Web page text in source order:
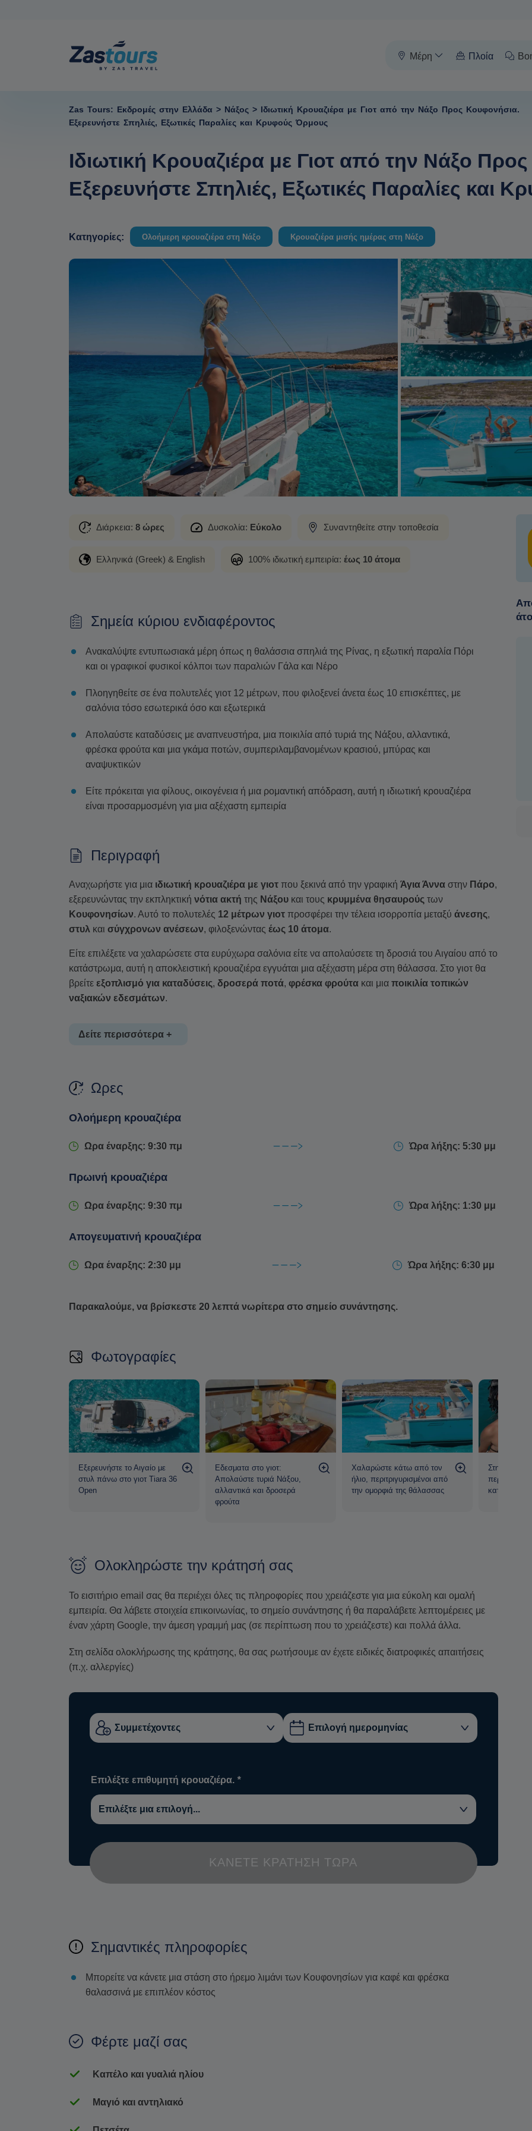
Μέρη Πλοία
Zas Tours: Εκδρομές στην Ελλάδα > Νάξος > Ιδιωτική Κρουαζιέρα με Γιοτ από την Νάξο Προς Κουφονήσια.
Εξερευνήστε Σπηλιές, Εξωτικές Παραλίες και Κρυφούς Όρμους
Ιδιωτική Κρουαζιέρα με Γιοτ από την Νάξο
Εξερευνήστε Σπηλιές, Εξωτικές Παραλίες και
Κατηγορίες: Ολοήμερη κρουαζιέρα στη Νάξο Κρουαζιέρα μισής ημέρας στη Νάξο
Διάρκεια: 8 ώρες Δυσκολία: Εύκολο Συναντηθείτε στην τοποθεσία
Ελληνικά (Greek) & English 100% ιδιωτική εμπειρία: έως 10 άτομα
Σημεία κύριου ενδιαφέροντος
Ανακαλύψτε εντυπωσιακά μέρη όπως η θαλάσσια σπηλιά της Ρίνας, η εξωτική παραλία Πόρι
και οι γραφικοί φυσικοί κόλποι των παραλιών Γάλα και Νέρο
Πλοηγηθείτε σε ένα πολυτελές γιοτ 12 μέτρων, που φιλοξενεί άνετα έως 10 επισκέπτες, με
σαλόνια τόσο εσωτερικά όσο και εξωτερικά
Απολαύστε καταδύσεις με αναπνευστήρα, μια ποικιλία από τυριά της Νάξου, αλλαντικά,
φρέσκα φρούτα και μια γκάμα ποτών, συμπεριλαμβανομένων κρασιού, μπύρας και
αναψυκτικών
Είτε πρόκειται για φίλους, οικογένεια ή μια ρομαντική απόδραση, αυτή η ιδιωτική κρουαζιέρα
είναι προσαρμοσμένη για μια αξέχαστη εμπειρία
Περιγραφή
Αναχωρήστε για μια ιδιωτική κρουαζιέρα με γιοτ που ξεκινά από την γραφική Άγια Άννα στην Πάρο,
εξερευνώντας την εκπληκτική νότια ακτή της Νάξου και τους κρυμμένα θησαυρούς των
Κουφονησίων. Αυτό το πολυτελές 12 μέτρων γιοτ προσφέρει την τέλεια ισορροπία μεταξύ άνεσης,
στυλ και σύγχρονων ανέσεων, φιλοξενώντας έως 10 άτομα.
Είτε επιλέξετε να χαλαρώσετε στα ευρύχωρα σαλόνια είτε να απολαύσετε τη δροσιά του Αιγαίου από το
κατάστρωμα, αυτή η αποκλειστική κρουαζιέρα εγγυάται μια αξέχαστη μέρα στη θάλασσα. Στο γιοτ θα
βρείτε εξοπλισμό για καταδύσεις, δροσερά ποτά, φρέσκα φρούτα και μια ποικιλία τοπικών
ναξιακών εδεσμάτων.
Δείτε περισσότερα +
νερά της, ιδανικά για κολύμπι, στις
των Κουφονησίων για έναν χαλαρό περίπατο, καφέ και φρέσκα θαλασσινά (επιπλέον κόστος). Αυτή η
φόντο το εκπληκτικό σκηνικό των νησιών του Αιγαίου.
Ωρες
Ολοήμερη κρουαζιέρα
Ωρα έναρξης: 9:30 πμ Ώρα λήξης: 5:30 μμ
Πρωινή κρουαζιέρα
Ωρα έναρξης: 9:30 πμ Ώρα λήξης: 1:30 μμ
Απογευματινή κρουαζιέρα
Ωρα έναρξης: 2:30 μμ Ώρα λήξης: 6:30 μμ
Παρακαλούμε, να βρίσκεστε 20 λεπτά νωρίτερα στο σημείο συνάντησης.
Φωτογραφίες
Εξερευνήστε το Αιγαίο με
στυλ πάνω στο γιοτ Tiara 36
Open
Εδεσματα στο γιοτ:
Απολαύστε τυριά Νάξου,
αλλαντικά και δροσερά
φρούτα
Χαλαρώστε κάτω από τον
ήλιο, περιτριγυρισμένοι από
την ομορφιά της θάλασσας
Στην υγειά
περιπέτειας
Ολοκληρώστε την κράτησή σας
Το εισιτήριο email σας θα περιέχει όλες τις πληροφορίες που χρειάζεστε για μια εύκολη και ομαλή
εμπειρία. Θα λάβετε στοιχεία επικοινωνίας, το σημείο συνάντησης ή θα παραλάβετε λεπτομέρειες με
έναν χάρτη Google, την άμεση γραμμή μας (σε περίπτωση που το χρειάζεστε) και πολλά άλλα.
Στη σελίδα ολοκλήρωσης της κράτησης, θα σας ρωτήσουμε αν έχετε ειδικές διατροφικές απαιτήσεις
(π.χ. αλλεργίες)
Επιλέξτε επιθυμητή κρουαζιέρα. *
ΚΆΝΕΤΕ ΚΡΆΤΗΣΗ ΤΏΡΑ
Σημαντικές πληροφορίες
Μπορείτε να κάνετε μια στάση στο ήρεμο λιμάνι των Κουφονησίων για καφέ και φρέσκα
θαλασσινά με επιπλέον κόστος
Φέρτε μαζί σας
Καπέλο και γυαλιά ηλίου
Μαγιό και αντηλιακό